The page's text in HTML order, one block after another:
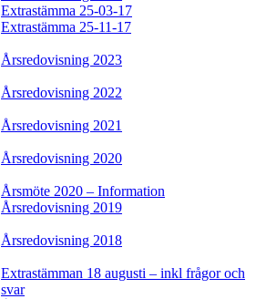
Extrastämma 25-03-17
Extrastämma 25-11-17
Årsredovisning 2023
Årsredovisning 2022
Årsredovisning 2021
Årsredovisning 2020
Årsmöte 2020 – Information
Årsredovisning 2019
Årsredovisning 2018
Extrastämman 18 augusti – inkl frågor och
svar